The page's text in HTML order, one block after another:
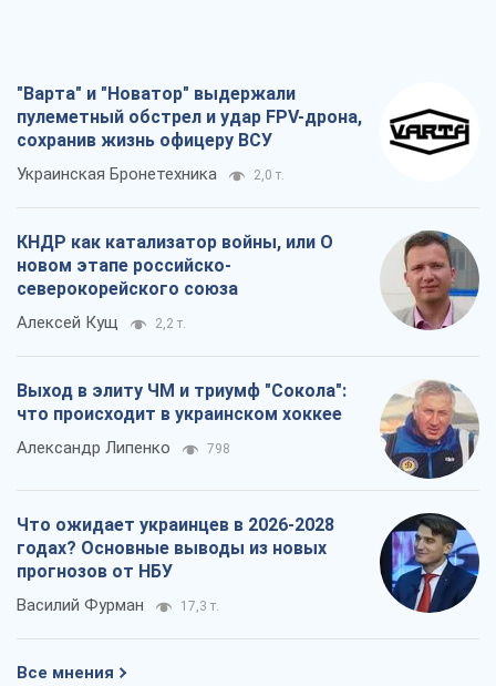
"Варта" и "Новатор" выдержали
пулеметный обстрел и удар FPV-дрона,
сохранив жизнь офицеру ВСУ
Украинская Бронетехника 2,0 т.
КНДР как катализатор войны, или О
новом этапе российско-
северокорейского союза
Алексей Кущ 2,2 т.
Выход в элиту ЧМ и триумф "Сокола":
что происходит в украинском хоккее
Александр Липенко 798
Что ожидает украинцев в 2026-2028
годах? Основные выводы из новых
прогнозов от НБУ
Василий Фурман 17,3 т.
Все мнения